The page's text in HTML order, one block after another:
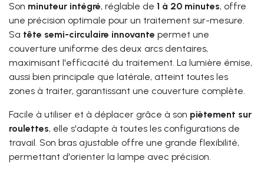
Son minuteur intégré, réglable de 1 à 20 minutes, offre
une précision optimale pour un traitement sur-mesure.
Sa tête semi-circulaire innovante permet une
couverture uniforme des deux arcs dentaires,
maximisant l'efficacité du traitement. La lumière émise,
aussi bien principale que latérale, atteint toutes les
zones à traiter, garantissant une couverture complète.
Facile à utiliser et à déplacer grâce à son piètement sur
roulettes, elle s'adapte à toutes les configurations de
travail. Son bras ajustable offre une grande flexibilité,
permettant d'orienter la lampe avec précision.